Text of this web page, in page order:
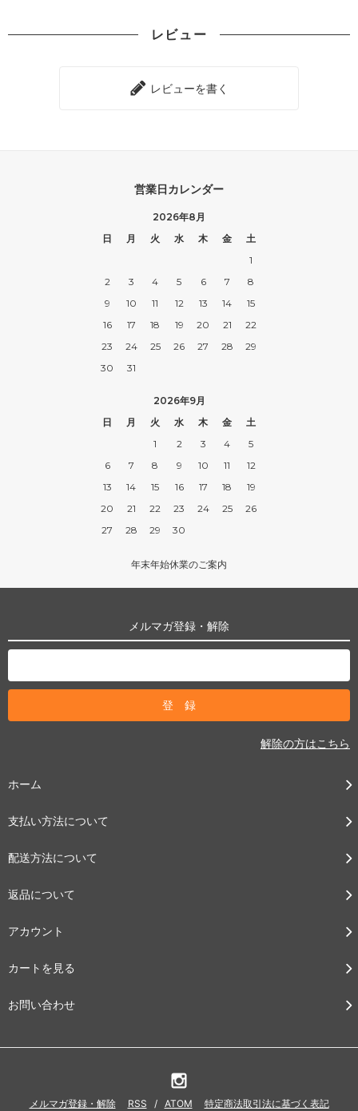
レビュー
レビューを書く
営業日カレンダー
2026年8月
日
月 火 水 木 金
土
1
2
3 4 5 6 7
8
9
10 11 12 13 14
15
16
17 18 19 20 21
22
23
24 25 26 27 28
29
30
31
2026年9月
日
月 火 水 木 金
土
1
2 3 4
5
6
7 8 9 10 11
12
13
14 15 16 17 18
19
20
21 22 23 24 25
26
27
28 29 30
年末年始休業のご案内
メルマガ登録・解除
解除の方はこちら
ホーム
支払い方法について
配送方法について
返品について
アカウント
カートを見る
お問い合わせ
メルマガ登録・解除 RSS / ATOM 特定商法取引法に基づく表記